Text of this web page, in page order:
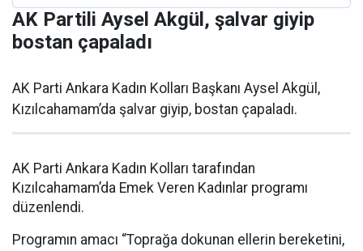
AK Partili Aysel Akgül, şalvar giyip
bostan çapaladı
AK Parti Ankara Kadın Kolları Başkanı Aysel Akgül,
Kızılcahamam’da şalvar giyip, bostan çapaladı.
AK Parti Ankara Kadın Kolları tarafından
Kızılcahamam’da Emek Veren Kadınlar programı
düzenlendi.
Programın amacı “Toprağa dokunan ellerin bereketini,